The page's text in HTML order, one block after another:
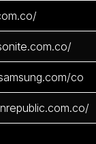
co